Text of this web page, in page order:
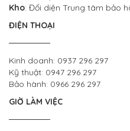
Kho: Đối diện Trung tâm bảo
ĐIỆN THOẠI
───────
Kinh doanh: 0937 296 297
Kỹ thuật: 0947 296 297
Bảo hành: 0966 296 297
GIỜ LÀM VIỆC
───────